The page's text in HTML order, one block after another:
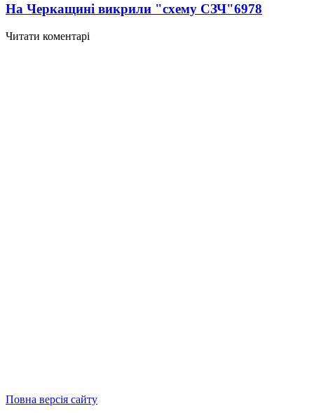
На Черкащині викрили "схему СЗЧ"6978
Читати коментарі
Повна версія сайту